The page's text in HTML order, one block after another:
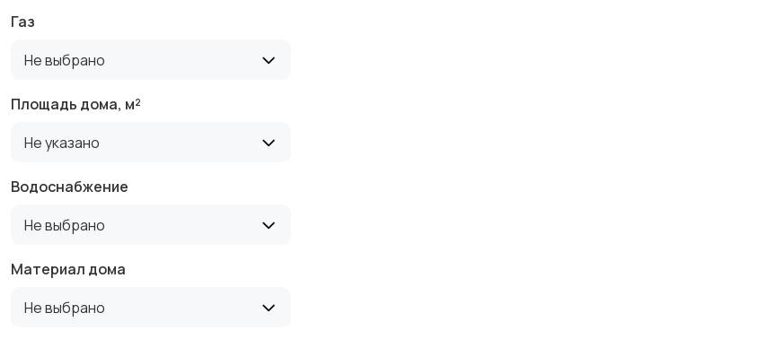
Газ
Не выбрано
Площадь дома, м²
Не указано
Водоснабжение
Не выбрано
Материал дома
Не выбрано